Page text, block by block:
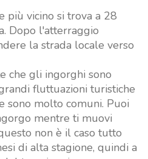
più vicino si trova a 28
Dopo l'atterraggio
la strada locale verso
che gli ingorghi sono
fluttuazioni turistiche
sono molto comuni. Puoi
mentre ti muovi
non è il caso tutto
di alta stagione, quindi a